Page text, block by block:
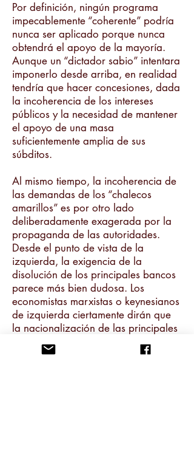
Por definición, ningún programa
impecablemente “coherente” podría
nunca ser aplicado porque nunca
obtendrá el apoyo de la mayoría.
Aunque un “dictador sabio” intentara
imponerlo desde arriba, en realidad
tendría que hacer concesiones, dada
la incoherencia de los intereses
públicos y la necesidad de mantener
el apoyo de una masa
suficientemente amplia de sus
súbditos.
Al mismo tiempo, la incoherencia de
las demandas de los “chalecos
amarillos” es por otro lado
deliberadamente exagerada por la
propaganda de las autoridades.
Desde el punto de vista de la
izquierda, la exigencia de la
disolución de los principales bancos
parece más bien dudosa. Los
economistas marxistas o keynesianos
de izquierda ciertamente dirán que
la nacionalización de las principales
instituciones financieras y su
subordinación al control público es